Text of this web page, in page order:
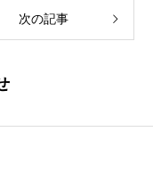
次の記事